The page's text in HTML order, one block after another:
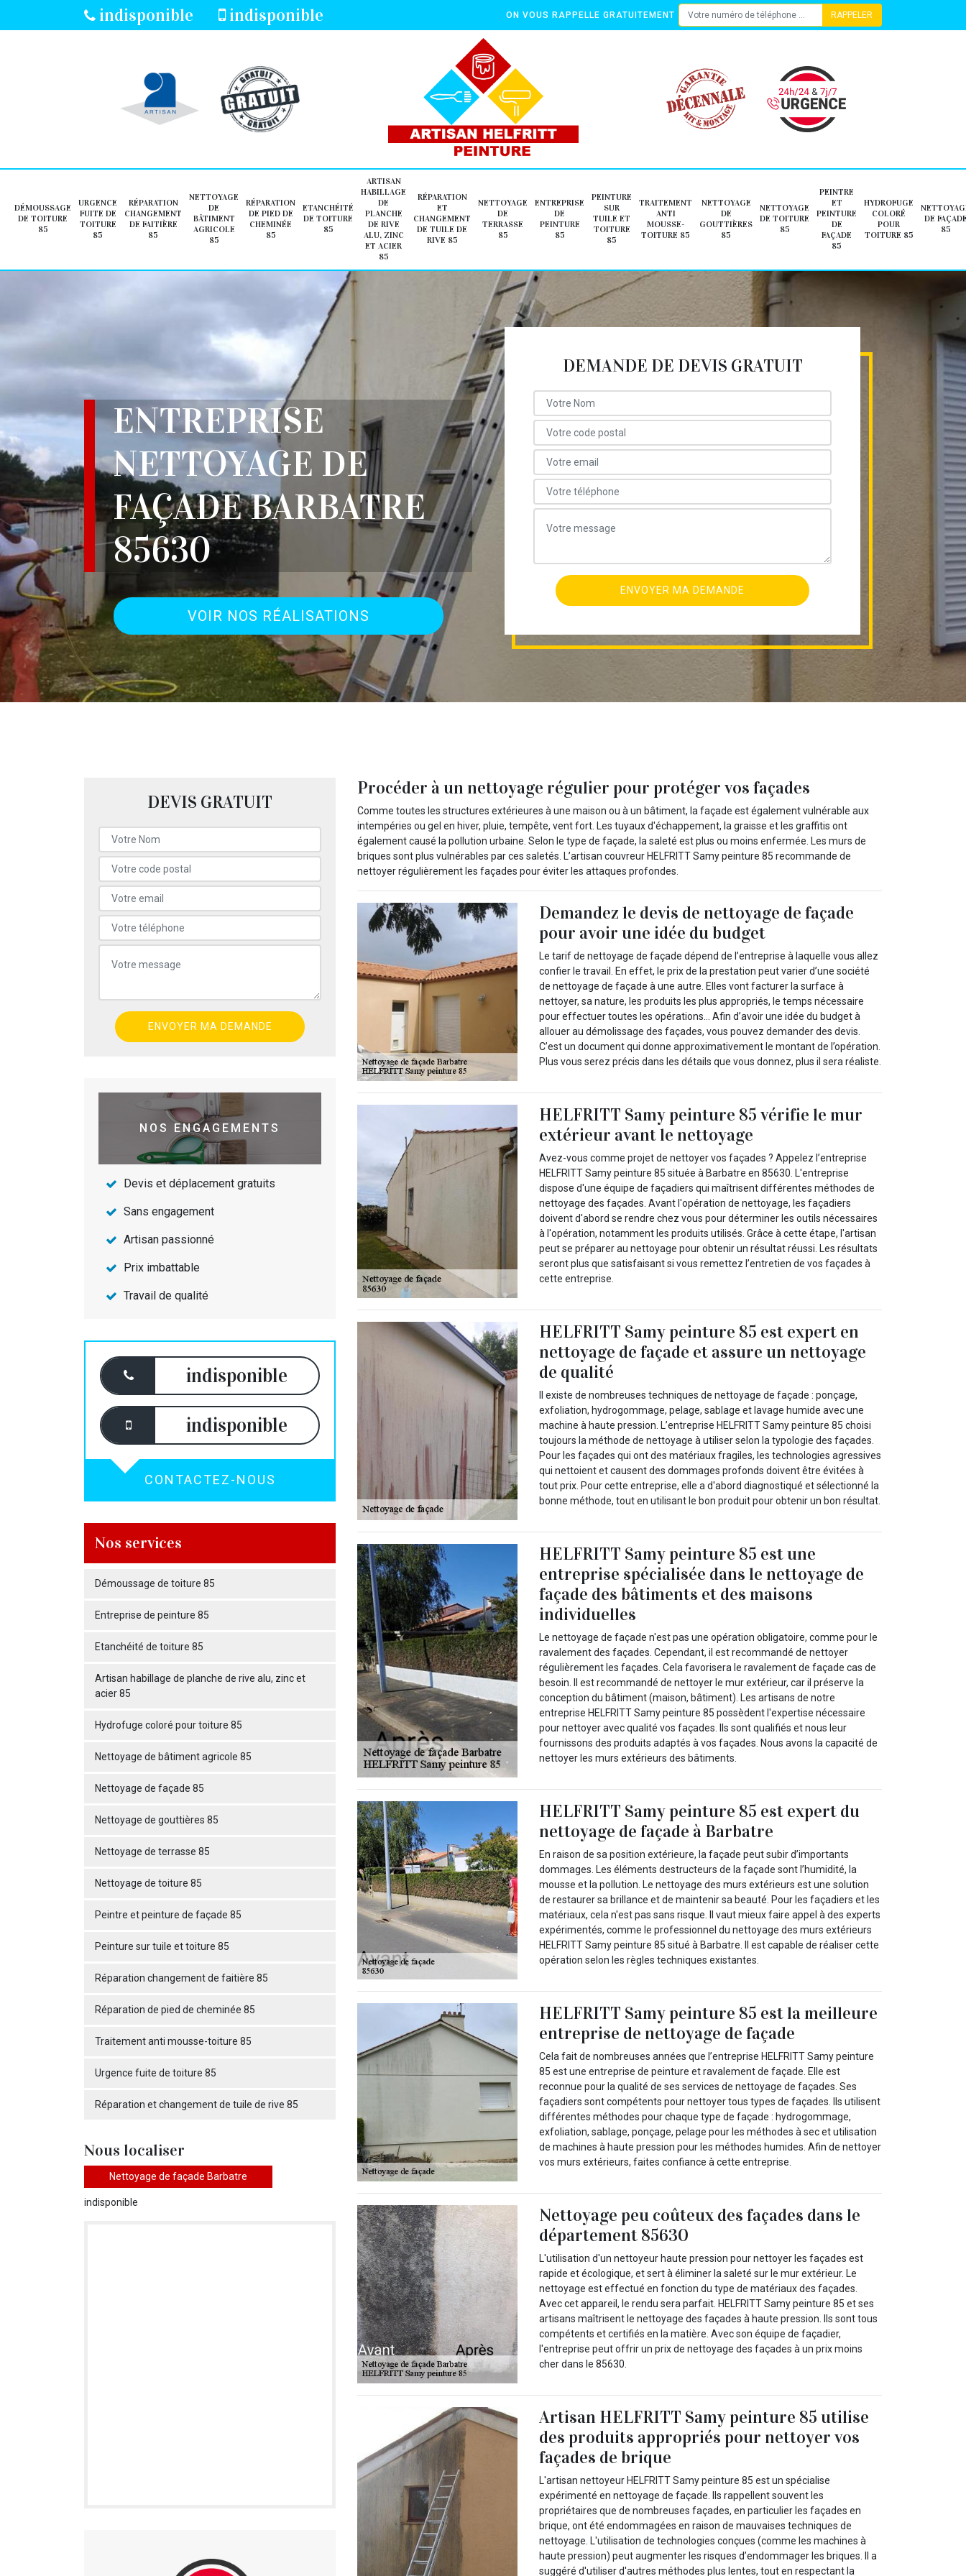
indisponible indisponible ON VOUS RAPPELLE GRATUITEMENT
DÉMOUSSAGE
DE TOITURE
85
URGENCE
FUITE DE
TOITURE
85
RÉPARATION
CHANGEMENT
DE FAITIÈRE
85
NETTOYAGE
DE
BÂTIMENT
AGRICOLE
85
RÉPARATION
DE PIED DE
CHEMINÉE
85
ETANCHÉITÉ
DE TOITURE
85
ARTISAN
HABILLAGE
DE
PLANCHE
DE RIVE
ALU, ZINC
ET ACIER
85
RÉPARATION
ET
CHANGEMENT
DE TUILE DE
RIVE 85
NETTOYAGE
DE
TERRASSE
85
ENTREPRISE
DE
PEINTURE
85
PEINTURE
SUR
TUILE ET
TOITURE
85
TRAITEMENT
ANTI
MOUSSE-
TOITURE 85
NETTOYAGE
DE
GOUTTIÈRES
85
NETTOYAGE
DE TOITURE
85
PEINTRE
ET
PEINTURE
DE
FAÇADE
85
HYDROFUGE
COLORÉ
POUR
TOITURE 85
DE
85
ENTREPRISE
NETTOYAGE DE
FAÇADE BARBATRE
85630
VOIR NOS RÉALISATIONS
DEMANDE DE DEVIS GRATUIT
DEVIS GRATUIT
NOS ENGAGEMENTS
Devis et déplacement gratuits
Sans engagement
Artisan passionné
Prix imbattable
Travail de qualité
indisponible
indisponible
CONTACTEZ-NOUS
Nos services
Démoussage de toiture 85
Entreprise de peinture 85
Etanchéité de toiture 85
Artisan habillage de planche de rive alu, zinc et
acier 85
Hydrofuge coloré pour toiture 85
Nettoyage de bâtiment agricole 85
Nettoyage de façade 85
Nettoyage de gouttières 85
Nettoyage de terrasse 85
Nettoyage de toiture 85
Peintre et peinture de façade 85
Peinture sur tuile et toiture 85
Réparation changement de faitière 85
Réparation de pied de cheminée 85
Traitement anti mousse-toiture 85
Urgence fuite de toiture 85
Réparation et changement de tuile de rive 85
Nous localiser
Nettoyage de façade Barbatre
indisponible
Procéder à un nettoyage régulier pour protéger vos façades
Comme toutes les structures extérieures à une maison ou à un bâtiment, la façade est également vulnérable aux
intempéries ou gel en hiver, pluie, tempête, vent fort. Les tuyaux d'échappement, la graisse et les graffitis ont
également causé la pollution urbaine. Selon le type de façade, la saleté est plus ou moins enfermée. Les murs de
briques sont plus vulnérables par ces saletés. L’artisan couvreur HELFRITT Samy peinture 85 recommande de
nettoyer régulièrement les façades pour éviter les attaques profondes.
Demandez le devis de nettoyage de façade
pour avoir une idée du budget
Le tarif de nettoyage de façade dépend de l’entreprise à laquelle vous allez
confier le travail. En effet, le prix de la prestation peut varier d’une société
de nettoyage de façade à une autre. Elles vont facturer la surface à
nettoyer, sa nature, les produits les plus appropriés, le temps nécessaire
pour effectuer toutes les opérations… Afin d’avoir une idée du budget à
allouer au démolissage des façades, vous pouvez demander des devis.
C’est un document qui donne approximativement le montant de l’opération.
Plus vous serez précis dans les détails que vous donnez, plus il sera réaliste.
HELFRITT Samy peinture 85 vérifie le mur
extérieur avant le nettoyage
Avez-vous comme projet de nettoyer vos façades ? Appelez l’entreprise
HELFRITT Samy peinture 85 située à Barbatre en 85630. L'entreprise
dispose d'une équipe de façadiers qui maîtrisent différentes méthodes de
nettoyage des façades. Avant l'opération de nettoyage, les façadiers
doivent d'abord se rendre chez vous pour déterminer les outils nécessaires
à l'opération, notamment les produits utilisés. Grâce à cette étape, l'artisan
peut se préparer au nettoyage pour obtenir un résultat réussi. Les résultats
seront plus que satisfaisant si vous remettez l’entretien de vos façades à
cette entreprise.
HELFRITT Samy peinture 85 est expert en
nettoyage de façade et assure un nettoyage
de qualité
Il existe de nombreuses techniques de nettoyage de façade : ponçage,
exfoliation, hydrogommage, pelage, sablage et lavage humide avec une
machine à haute pression. L’entreprise HELFRITT Samy peinture 85 choisi
toujours la méthode de nettoyage à utiliser selon la typologie des façades.
Pour les façades qui ont des matériaux fragiles, les technologies agressives
qui nettoient et causent des dommages profonds doivent être évitées à
tout prix. Pour cette entreprise, elle a d'abord diagnostiqué et sélectionné la
bonne méthode, tout en utilisant le bon produit pour obtenir un bon résultat.
HELFRITT Samy peinture 85 est une
entreprise spécialisée dans le nettoyage de
façade des bâtiments et des maisons
individuelles
Le nettoyage de façade n'est pas une opération obligatoire, comme pour le
ravalement des façades. Cependant, il est recommandé de nettoyer
régulièrement les façades. Cela favorisera le ravalement de façade cas de
besoin. Il est recommandé de nettoyer le mur extérieur, car il préserve la
conception du bâtiment (maison, bâtiment). Les artisans de notre
entreprise HELFRITT Samy peinture 85 possèdent l'expertise nécessaire
pour nettoyer avec qualité vos façades. Ils sont qualifiés et nous leur
fournissons des produits adaptés à vos façades. Nous avons la capacité de
nettoyer les murs extérieurs des bâtiments.
HELFRITT Samy peinture 85 est expert du
nettoyage de façade à Barbatre
En raison de sa position extérieure, la façade peut subir d’importants
dommages. Les éléments destructeurs de la façade sont l’humidité, la
mousse et la pollution. Le nettoyage des murs extérieurs est une solution
de restaurer sa brillance et de maintenir sa beauté. Pour les façadiers et les
matériaux, cela n'est pas sans risque. Il vaut mieux faire appel à des experts
expérimentés, comme le professionnel du nettoyage des murs extérieurs
HELFRITT Samy peinture 85 situé à Barbatre. Il est capable de réaliser cette
opération selon les règles techniques existantes.
HELFRITT Samy peinture 85 est la meilleure
entreprise de nettoyage de façade
Cela fait de nombreuses années que l’entreprise HELFRITT Samy peinture
85 est une entreprise de peinture et ravalement de façade. Elle est
reconnue pour la qualité de ses services de nettoyage de façades. Ses
façadiers sont compétents pour nettoyer tous types de façades. Ils utilisent
différentes méthodes pour chaque type de façade : hydrogommage,
exfoliation, sablage, ponçage, pelage pour les méthodes à sec et utilisation
de machines à haute pression pour les méthodes humides. Afin de nettoyer
vos murs extérieurs, faites confiance à cette entreprise.
Nettoyage peu coûteux des façades dans le
département 85630
L'utilisation d'un nettoyeur haute pression pour nettoyer les façades est
rapide et écologique, et sert à éliminer la saleté sur le mur extérieur. Le
nettoyage est effectué en fonction du type de matériaux des façades.
Avec cet appareil, le rendu sera parfait. HELFRITT Samy peinture 85 et ses
artisans maîtrisent le nettoyage des façades à haute pression. Ils sont tous
compétents et certifiés en la matière. Avec son équipe de façadier,
l'entreprise peut offrir un prix de nettoyage des façades à un prix moins
cher dans le 85630.
Artisan HELFRITT Samy peinture 85 utilise
des produits appropriés pour nettoyer vos
façades de brique
L'artisan nettoyeur HELFRITT Samy peinture 85 est un spécialise
expérimenté en nettoyage de façade. Ils rappellent souvent les
propriétaires que de nombreuses façades, en particulier les façades en
brique, ont été endommagées en raison de mauvaises techniques de
nettoyage. L'utilisation de technologies conçues (comme les machines à
haute pression) peut augmenter les risques d’endommager les briques. Il a
suggéré d'utiliser d'autres méthodes plus lentes, tout en respectant la